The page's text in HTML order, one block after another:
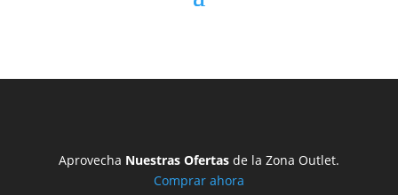
Aprovecha Nuestras Ofertasde la Zona Outlet.
Comprar ahora